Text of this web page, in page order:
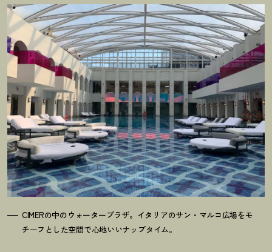
CIMERの中のウォータープラザ。イタリアのサン・マルコ広場をモ
チーフとした空間で心地いいナップタイム。